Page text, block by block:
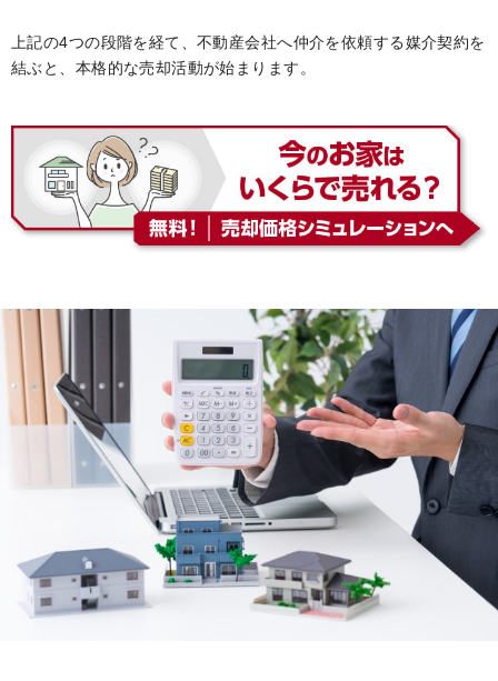
上記の4つの段階を経て、不動産会社へ仲介を依頼する媒介契約を
結ぶと、本格的な売却活動が始まります。